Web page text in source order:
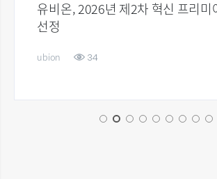
유비온, 2026년 제2차 혁신 프리미
선정
ubion 34